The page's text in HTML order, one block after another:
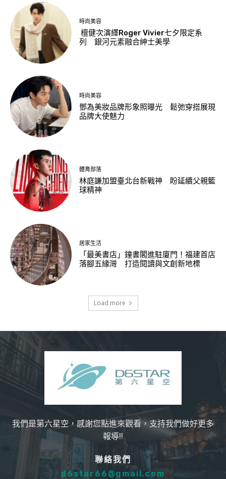
時尚美容
檀健次演繹Roger Vivier七夕限定系
列 銀河元素融合紳士美學
時尚美容
鄧為美妝品牌形象照曝光 鬆弛穿搭展現
品牌大使魅力
體育部落
林庭謙加盟臺北台新戰神 盼延續父親籃
球精神
居家生活
「最美書店」鐘書閣進駐廈門！福建首店
落腳五緣灣 打造閱讀與文創新地標
Load more
我們是第六星空，感謝您點進來觀看，支持我們做好更多
報導!!
聯絡我們
d6star66@gmail.com